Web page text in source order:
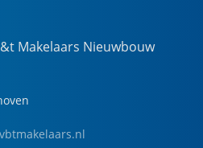
Makelaars Nieuwbouw